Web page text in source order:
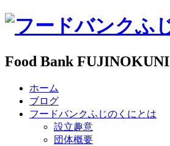
Food Bank FUJINOKUNI
ホーム
ブログ
フードバンクふじのくにとは
設立趣意
団体概要